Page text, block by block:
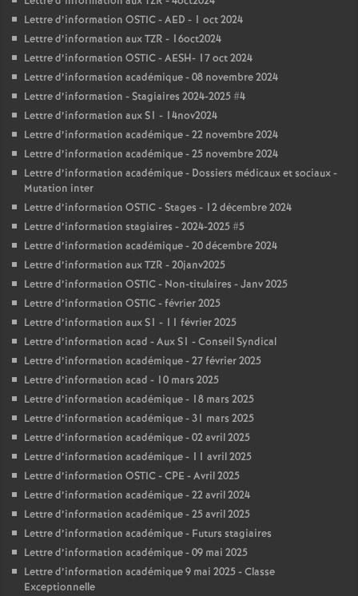
Lettre d’information OSTIC - AED - 1 oct 2024
Lettre d’information aux TZR - 16oct2024
Lettre d’information OSTIC - AESH- 17 oct 2024
Lettre d’information académique - 08 novembre 2024
Lettre d’information - Stagiaires 2024-2025 #4
Lettre d’information aux S1 - 14nov2024
Lettre d’information académique - 22 novembre 2024
Lettre d’information académique - 25 novembre 2024
Lettre d’information académique - Dossiers médicaux et sociaux -
Mutation inter
Lettre d’information OSTIC - Stages - 12 décembre 2024
Lettre d’information stagiaires - 2024-2025 #5
Lettre d’information académique - 20 décembre 2024
Lettre d’information aux TZR - 20janv2025
Lettre d’information OSTIC - Non-titulaires - Janv 2025
Lettre d’information OSTIC - février 2025
Lettre d’information aux S1 - 11 février 2025
Lettre d’information acad - Aux S1 - Conseil Syndical
Lettre d’information académique - 27 février 2025
Lettre d’information acad - 10 mars 2025
Lettre d’information académique - 18 mars 2025
Lettre d’information académique - 31 mars 2025
Lettre d’information académique - 02 avril 2025
Lettre d’information académique - 11 avril 2025
Lettre d’information OSTIC - CPE - Avril 2025
Lettre d’information académique - 22 avril 2024
Lettre d’information académique - 25 avril 2025
Lettre d’information académique - Futurs stagiaires
Lettre d’information académique - 09 mai 2025
Lettre d’information académique 9 mai 2025 - Classe
Exceptionnelle